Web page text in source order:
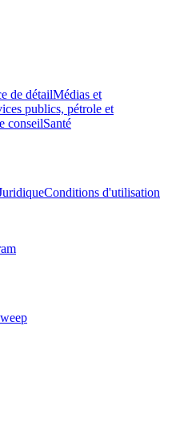
de détailMédias et
publics, pétrole et
conseilSanté
Conditions d'utilisation